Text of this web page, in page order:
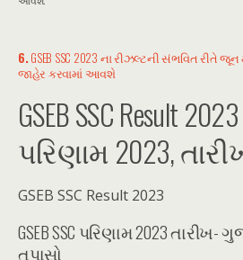
6.GSEB SSC 2023 ના રીઝલ્ટની સંભવિત રીતે જૂન
જાહેર કરવામાં આવશે
GSEB SSC Result
પરિણામ 2023,
GSEB SSC Result 2023
GSEB SSC પરિણામ 2023 તારીખ-
તપાસો